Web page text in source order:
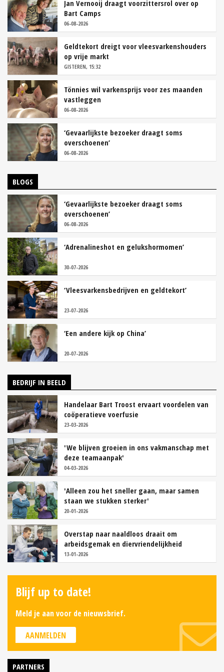
Jan Vernooij draagt voorzittersrol over op
Bart Camps
06-08-2026
Geldtekort dreigt voor vleesvarkenshouders
op vrije markt
GISTEREN, 15:32
Tönnies wil varkensprijs voor zes maanden
vastleggen
06-08-2026
‘Gevaarlijkste bezoeker draagt soms
overschoenen’
06-08-2026
BLOGS
‘Gevaarlijkste bezoeker draagt soms
overschoenen’
06-08-2026
‘Adrenalineshot en gelukshormomen’
30-07-2026
‘Vleesvarkensbedrijven en geldtekort’
23-07-2026
‘Een andere kijk op China’
20-07-2026
BEDRIJF IN BEELD
Handelaar Bart Troost ervaart voordelen van
coöperatieve voerfusie
23-03-2026
'We blijven groeien in ons vakmanschap met
deze teamaanpak'
04-03-2026
'Alleen zou het sneller gaan, maar samen
staan we stukken sterker'
20-01-2026
Overstap naar naaldloos draait om
arbeidsgemak en diervriendelijkheid
13-01-2026
Blijf up to date!
Meld je aan voor de nieuwsbrief.
AANMELDEN
PARTNERS